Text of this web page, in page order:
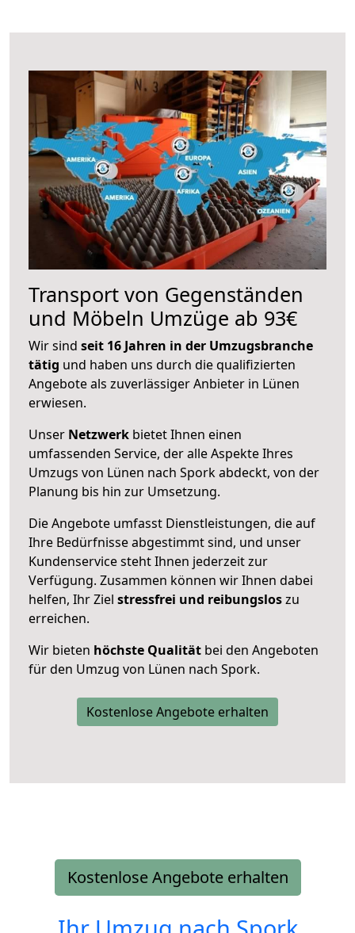
Transport von Gegenständen
und Möbeln Umzüge ab 93€
Wir sind seit 16 Jahren in der Umzugsbranche
tätig und haben uns durch die qualifizierten
Angebote als zuverlässiger Anbieter in Lünen
erwiesen.
Unser Netzwerk bietet Ihnen einen
umfassenden Service, der alle Aspekte Ihres
Umzugs von Lünen nach Spork abdeckt, von der
Planung bis hin zur Umsetzung.
Die Angebote umfasst Dienstleistungen, die auf
Ihre Bedürfnisse abgestimmt sind, und unser
Kundenservice steht Ihnen jederzeit zur
Verfügung. Zusammen können wir Ihnen dabei
helfen, Ihr Ziel stressfrei und reibungsloszu
erreichen.
Wir bieten höchste Qualität bei den Angeboten
für den Umzug von Lünen nach Spork.
Kostenlose Angebote erhalten
Kostenlose Angebote erhalten